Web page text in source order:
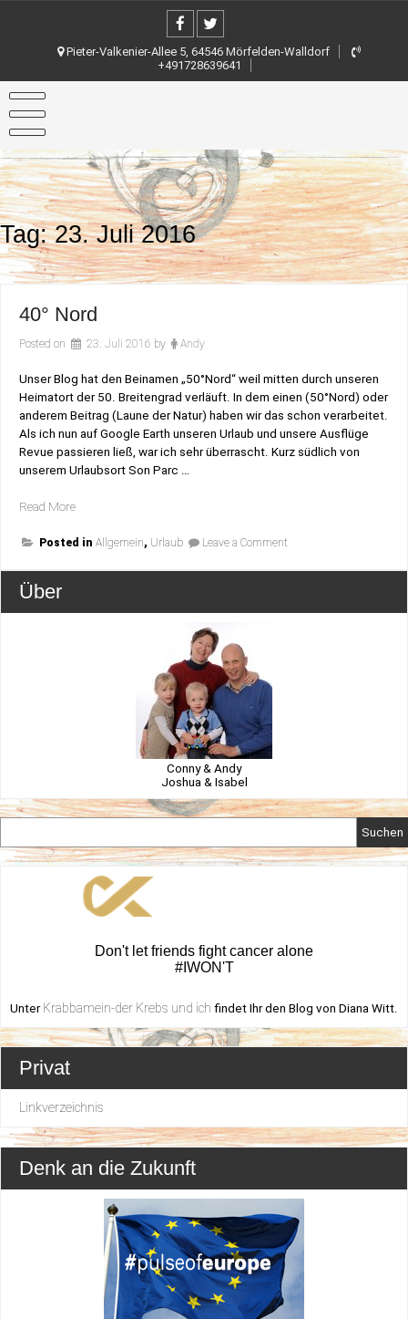
Pieter-Valkenier-Allee 5, 64546 Mörfelden-Walldorf
+491728639641
Tag:23. Juli 2016
40° Nord
Posted on 23. Juli 2016 by Andy
Unser Blog hat den Beinamen „50°Nord“ weil mitten durch unseren
Heimatort der 50. Breitengrad verläuft. In dem einen (50°Nord) oder
anderem Beitrag (Laune der Natur) haben wir das schon verarbeitet.
Als ich nun auf Google Earth unseren Urlaub und unsere Ausflüge
Revue passieren ließ, war ich sehr überrascht. Kurz südlich von
unserem Urlaubsort Son Parc …
Read More„40°
Posted in Allgemein, Urlaub Leave a Comment
Über
Conny & Andy
Joshua & Isabel
Suchen
Don't let friends fight cancer alone
#IWON'T
Unter Krabbamein-der Krebs und ich findet Ihr den Blog von Diana Witt.
Privat
Linkverzeichnis
Denk an die Zukunft